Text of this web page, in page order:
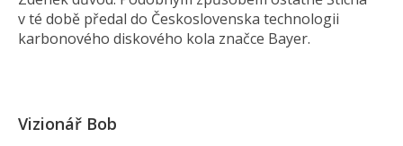
v té době předal do Československa technologii
karbonového diskového kola značce Bayer.
Vizionář Bob